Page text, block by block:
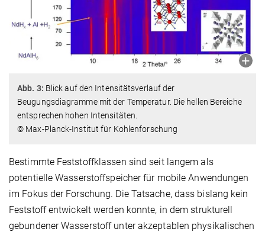
Abb. 3: Blick auf den Intensitätsverlauf der
Beugungsdiagramme mit der Temperatur. Die hellen Bereiche
entsprechen hohen Intensitäten.
© Max-Planck-Institut für Kohlenforschung
Bestimmte Feststoffklassen sind seit langem als
potentielle Wasserstoffspeicher für mobile Anwendungen
im Fokus der Forschung. Die Tatsache, dass bislang kein
Feststoff entwickelt werden konnte, in dem strukturell
gebundener Wasserstoff unter akzeptablen physikalischen